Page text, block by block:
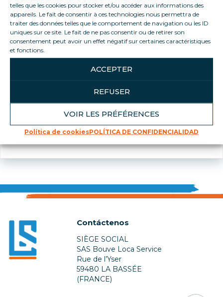
telles que les cookies pour stocker et/ou accéder aux informations des
appareils. Le fait de consentir à ces technologies nous permettra de
traiter des données telles que le comportement de navigation ou les ID
uniques sur ce site. Le fait de ne pas consentir ou de retirer son
consentement peut avoir un effet négatif sur certaines caractéristiques
et fonctions.
ACCEPTER
REFUSER
VOIR LES PRÉFÉRENCES
Política de cookiesPOLÍTICA DE CONFIDENCIALIDAD
Doble
temperatura
Contáctenos
SIÈGE SOCIAL
SAS Bouve Loca Service
Rue de l’Yser
59480 LA BASSÉE
(FRANCE)